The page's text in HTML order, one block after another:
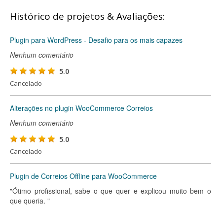
Histórico de projetos & Avaliações:
Plugin para WordPress - Desafio para os mais capazes
Nenhum comentário
5.0
Cancelado
Alterações no plugin WooCommerce Correios
Nenhum comentário
5.0
Cancelado
Plugin de Correios Offline para WooCommerce
"Ótimo profissional, sabe o que quer e explicou muito bem o
que queria. "